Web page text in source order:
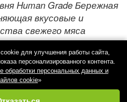
Human Grade Бережная
вкусовые и
свежего мяса
для улучшения работы сайта,
персонализированного контента.
обработки персональных данных и
cookie»